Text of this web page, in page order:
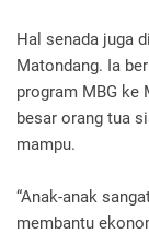
Hal senada juga
Matondang. Ia
program MBG ke
besar orang tua
mampu.
“Anak-anak
membantu